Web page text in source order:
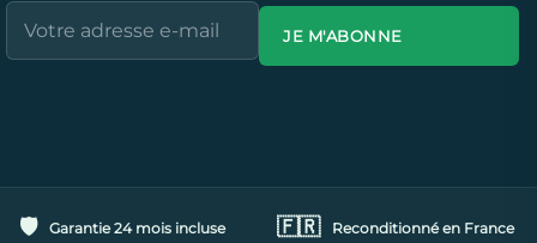
JE M'ABONNE
🛡️ Garantie 24 mois incluse 🇫🇷 Reconditionné en France